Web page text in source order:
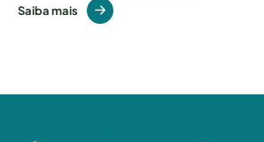
Saiba mais